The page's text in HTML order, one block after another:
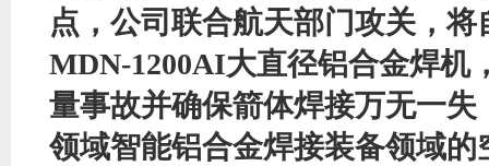
点，公司联合航天部门攻关，
MDN-1200AI大直径铝合金焊机
量事故并确保箭体焊接万无一失
领域智能铝合金焊接装备领域